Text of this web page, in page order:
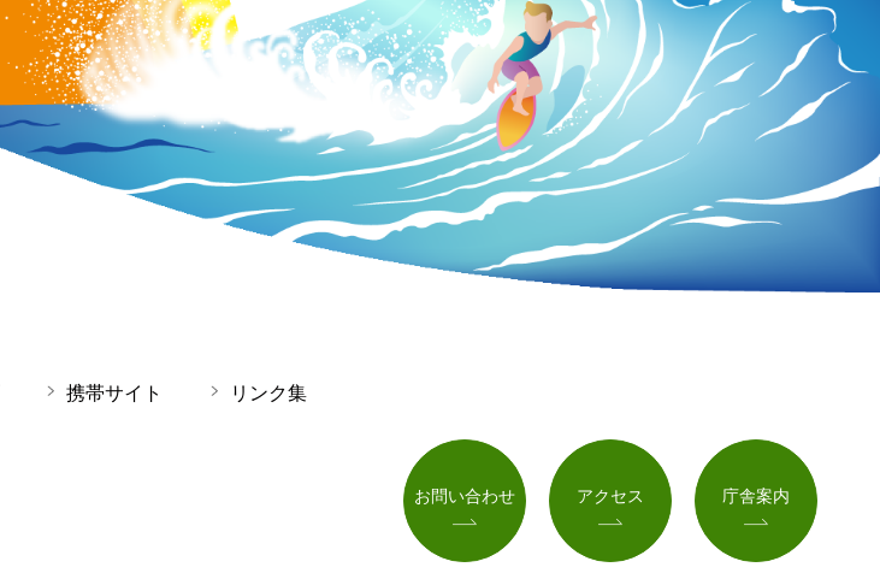
携帯サイト リンク集
お問い合わせ アクセス 庁舎案内